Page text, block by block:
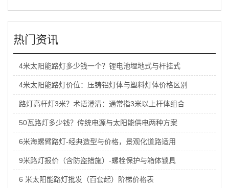
热门资讯
4米太阳能路灯多少钱一个？锂电池埋地式与杆挂式
4米太阳能路灯价位：压铸铝灯体与塑料灯体价格区别
路灯高杆灯3米？术语澄清：通常指3米以上杆体组合
50瓦路灯多少钱？传统电源与太阳能供电两种方案
6米海螺臂路灯-经典造型与价格，景观化道路适用
9米路灯报价（含防盗措施）-螺栓保护与箱体锁具
6 米太阳能路灯批发（百套起）阶梯价格表